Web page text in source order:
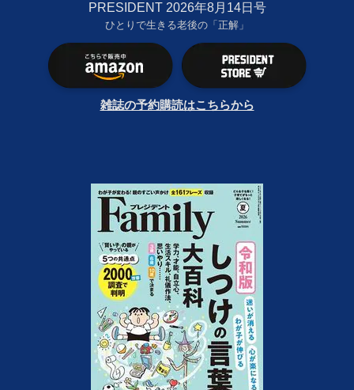
PRESIDENT 2026年8月14日号
ひとりで生きる老後の「正解」
雑誌の予約購読はこちらから